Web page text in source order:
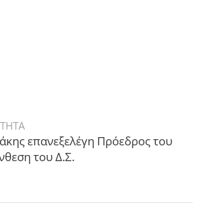
επανεξελέγη Πρόεδρος του
του Δ.Σ.